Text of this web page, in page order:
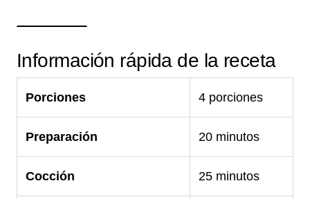
Información rápida de la receta
Porciones 4 porciones
Preparación 20 minutos
Cocción 25 minutos